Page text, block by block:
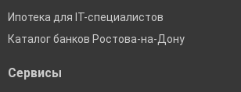
Ипотека для IT-специалистов
Каталог банков Ростова-на-Дону
Сервисы